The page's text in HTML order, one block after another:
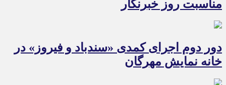
مناسبت روز خبرنگار
دور دوم اجرای کمدی «سندباد و فیروز» در
خانه نمایش مهرگان